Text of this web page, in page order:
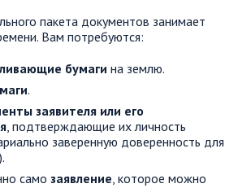
пакета документов занимает
Вам потребуются:
бумаги на землю.
.
заявителя или его
, подтверждающие их личность
заверенную доверенность для
само заявление, которое можно